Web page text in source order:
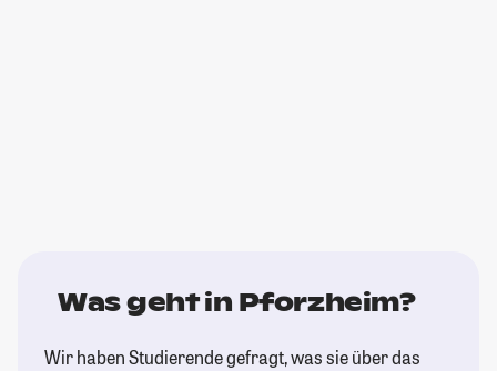
Was geht in Pforzheim?
Wir haben Studierende gefragt, was sie über das